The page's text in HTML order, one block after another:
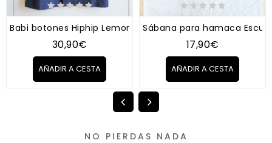
Babi botones Hiphip Lemon con tu nombre
30,90€
AÑADIR A CESTA
Sábana para hamaca
17,90€
AÑADIR A CESTA
NO PIERDAS NADA